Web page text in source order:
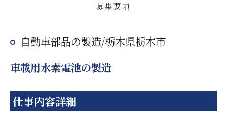
募集要項
自動車部品の製造/栃木県栃木市
車載用水素電池の製造
仕事内容詳細